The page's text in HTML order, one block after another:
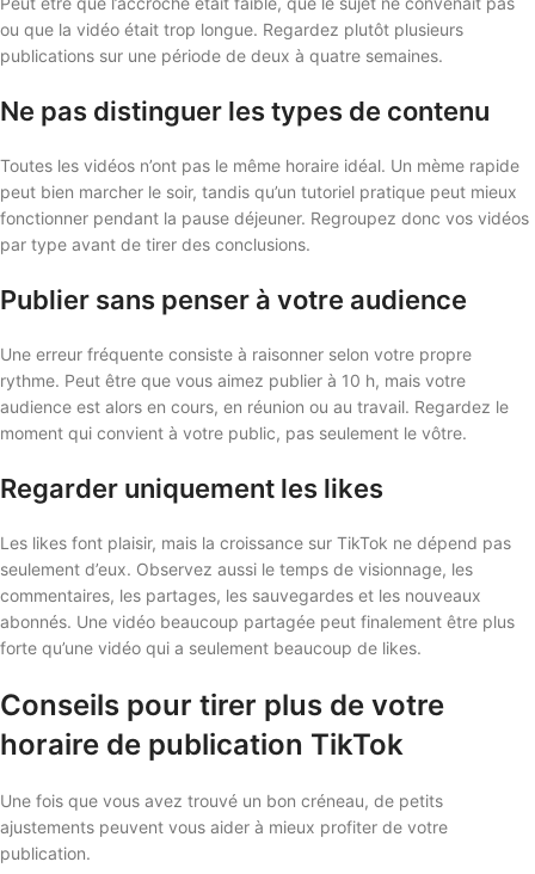
ou que la vidéo était trop longue. Regardez plutôt plusieurs
publications sur une période de deux à quatre semaines.
Ne pas distinguer les types de contenu
Toutes les vidéos n’ont pas le même horaire idéal. Un mème rapide
peut bien marcher le soir, tandis qu’un tutoriel pratique peut mieux
fonctionner pendant la pause déjeuner. Regroupez donc vos vidéos
par type avant de tirer des conclusions.
Publier sans penser à votre audience
Une erreur fréquente consiste à raisonner selon votre propre
rythme. Peut être que vous aimez publier à 10 h, mais votre
audience est alors en cours, en réunion ou au travail. Regardez le
moment qui convient à votre public, pas seulement le vôtre.
Regarder uniquement les likes
Les likes font plaisir, mais la croissance sur TikTok ne dépend pas
seulement d’eux. Observez aussi le temps de visionnage, les
commentaires, les partages, les sauvegardes et les nouveaux
abonnés. Une vidéo beaucoup partagée peut finalement être plus
forte qu’une vidéo qui a seulement beaucoup de likes.
Conseils pour tirer plus de votre
horaire de publication TikTok
Une fois que vous avez trouvé un bon créneau, de petits
ajustements peuvent vous aider à mieux profiter de votre
publication.